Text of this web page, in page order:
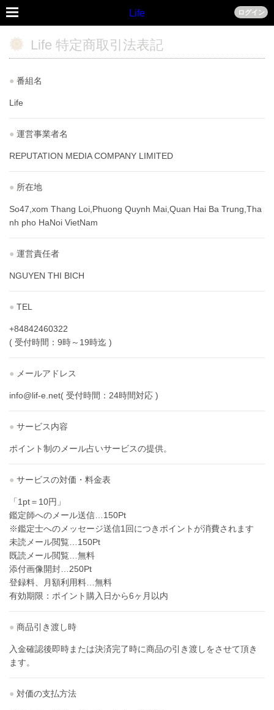
Life ログイン
Life 特定商取引法表記
● 番組名
Life
● 運営事業者名
REPUTATION MEDIA COMPANY LIMITED
● 所在地
So47,xom Thang Loi,Phuong Quynh Mai,Quan Hai Ba Trung,Tha
nh pho HaNoi VietNam
● 運営責任者
NGUYEN THI BICH
● TEL
+84842460322
( 受付時間：9時～19時迄 )
● メールアドレス
info@lif-e.net( 受付時間：24時間対応 )
● サービス内容
ポイント制のメール占いサービスの提供。
● サービスの対価・料金表
「1pt＝10円」
鑑定師へのメール送信…150Pt
※鑑定士へのメッセージ送信1回につきポイントが消費されます
未読メール閲覧…150Pt
既読メール閲覧…無料
添付画像開封…250Pt
登録料、月額利用料…無料
有効期限：ポイント購入日から6ヶ月以内
● 商品引き渡し時
入金確認後即時または決済完了時に商品の引き渡しをさせて頂き
ます。
● 対価の支払方法